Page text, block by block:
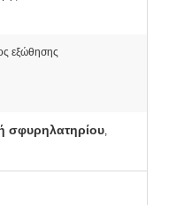
εξώθησης
σφυρηλατηρίου,